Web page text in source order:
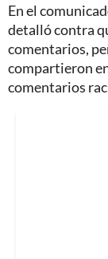
En el
detalló contra
comentarios,
compartieron
comentarios